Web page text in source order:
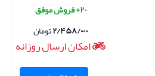
۲۰+ فروش موفق
۲/۴۵۸/۰۰۰تومان
امکان ارسال روزانه